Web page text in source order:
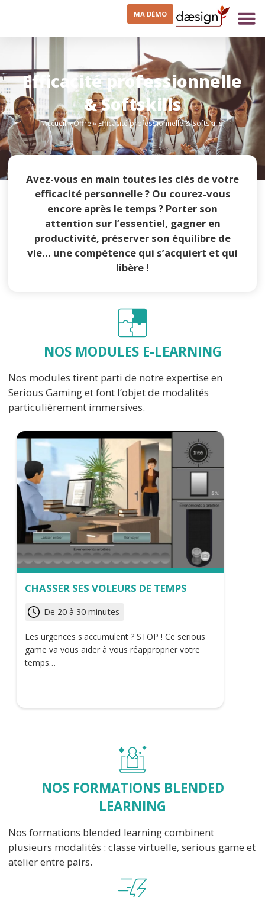
MA DÉMO
Efficacité professionnelle
& Softskills
Accueil»Offre»Efficacité professionnelle & Softskills
Avez-vous en main toutes les clés de votre
efficacité personnelle ? Ou courez-vous
encore après le temps ? Porter son
attention sur l’essentiel, gagner en
productivité, préserver son équilibre de
vie… une compétence qui s’acquiert et qui
libère !
NOS MODULES E-LEARNING
Nos modules tirent parti de notre expertise en
Serious Gaming et font l’objet de modalités
particulièrement immersives.
CHASSER SES VOLEURS DE TEMPS
De 20 à 30 minutes
Les urgences s'accumulent ? STOP ! Ce serious
game va vous aider à vous réapproprier votre
temps…
NOS FORMATIONS BLENDED
LEARNING
Nos formations blended learning combinent
plusieurs modalités : classe virtuelle, serious game et
atelier entre pairs.